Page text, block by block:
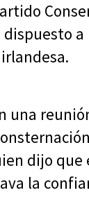
una
dijo
la